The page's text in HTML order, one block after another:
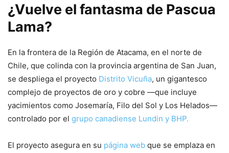
¿Vuelve el fantasma de Pascua
Lama?
En la frontera de la Región de Atacama, en el norte de
Chile, que colinda con la provincia argentina de San Juan,
se despliega el proyecto Distrito Vicuña, un gigantesco
complejo de proyectos de oro y cobre —que incluye
yacimientos como Josemaría, Filo del Sol y Los Helados—
controlado por el grupo canadiense Lundin y BHP.
El proyecto asegura en su página web que se emplaza en